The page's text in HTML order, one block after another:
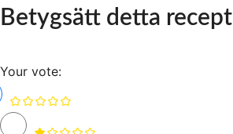
Betygsätt detta recept
Your vote: